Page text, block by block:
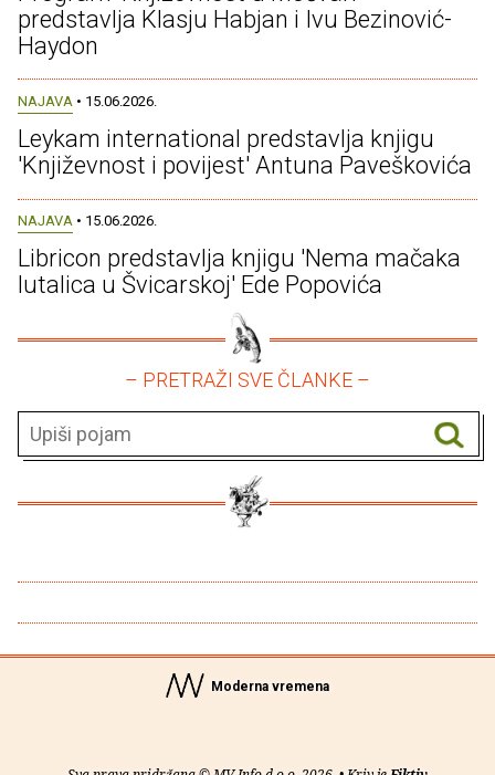
predstavlja Klasju Habjan i Ivu Bezinović-
Haydon
NAJAVA • 15.06.2026.
Leykam international predstavlja knjigu
'Književnost i povijest' Antuna Paveškovića
NAJAVA • 15.06.2026.
Libricon predstavlja knjigu 'Nema mačaka
lutalica u Švicarskoj' Ede Popovića
– PRETRAŽI SVE ČLANKE –
Moderna vremena